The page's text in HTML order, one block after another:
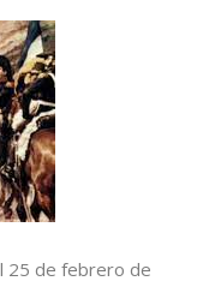
25 de febrero de